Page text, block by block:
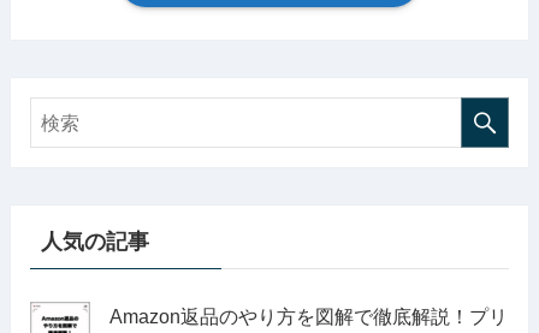
人気の記事
Amazon返品のやり方を図解で徹底解説！プリ